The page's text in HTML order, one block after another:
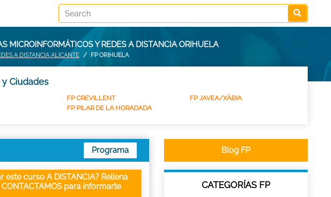
MICROINFORMÁTICOS Y REDES A DISTANCIA ORIHUELA
A DISTANCIA ALICANTE FP ORIHUELA
Ciudades
FP CREVILLENT
FP JAVEA/XÀBIA
FP PILAR DE LA HORADADA
Programa
este curso A DISTANCIA? Rellena
para informarte
Blog FP
CATEGORÍAS FP